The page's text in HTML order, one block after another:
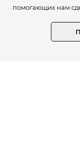
Лора
Melting
помогающих нам